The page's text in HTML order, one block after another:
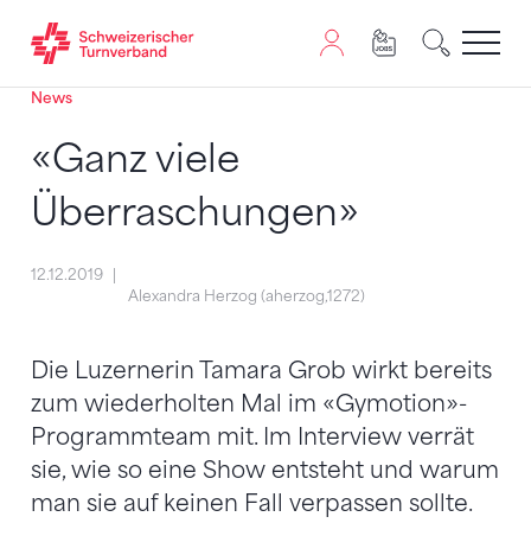
Zum Inhalt springen
Zur Sitemap navigieren
Zum Navigieren dieser Seite wird JavaScript benötigt.
News
«Ganz viele
Überraschungen»
12.12.2019
Alexandra Herzog (aherzog,1272)
Die Luzernerin Tamara Grob wirkt bereits
zum wiederholten Mal im «Gymotion»-
Programmteam mit. Im Interview verrät
sie, wie so eine Show entsteht und warum
man sie auf keinen Fall verpassen sollte.